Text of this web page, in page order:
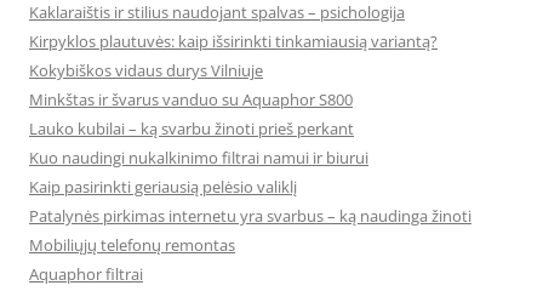
Kaklaraištis ir stilius naudojant spalvas – psichologija
Kirpyklos plautuvės: kaip išsirinkti tinkamiausią variantą?
Kokybiškos vidaus durys Vilniuje
Minkštas ir švarus vanduo su Aquaphor S800
Lauko kubilai – ką svarbu žinoti prieš perkant
Kuo naudingi nukalkinimo filtrai namui ir biurui
Kaip pasirinkti geriausią pelėsio valiklį
Patalynės pirkimas internetu yra svarbus – ką naudinga žinoti
Mobiliųjų telefonų remontas
Aquaphor filtrai